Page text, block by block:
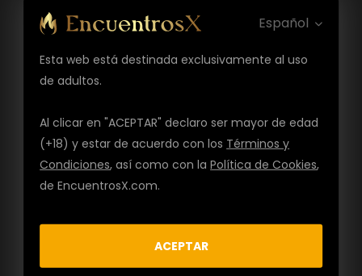
Español
Esta web está destinada exclusivamente al uso
de adultos.
Al clicar en "ACEPTAR" declaro ser mayor de edad
(+18) y estar de acuerdo con los Términos y
Condiciones, así como con laPolítica de Cookies,
de EncuentrosX.com.
ACEPTAR